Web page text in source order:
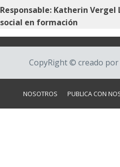
Responsable: Katherin Vergel
social en formación
CopyRight © creado por
NOSOTROS PUBLICA CON